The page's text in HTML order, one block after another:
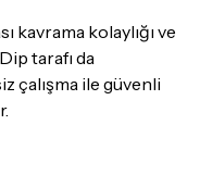
kavrama kolaylığı ve
tarafı da
çalışma ile güvenli